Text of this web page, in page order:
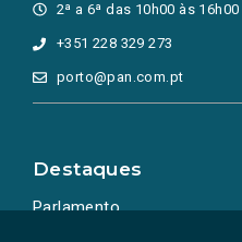
2ª a 6ª das 10h00 às 16h00
+351 228 329 273
porto@pan.com.pt
Destaques
Parlamento